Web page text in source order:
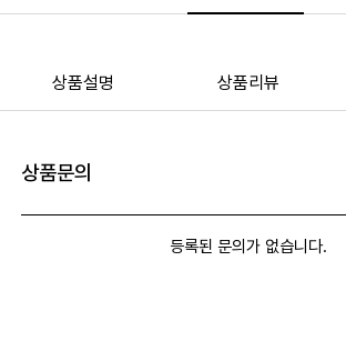
상품설명 상품리뷰
상품문의
등록된 문의가 없습니다.